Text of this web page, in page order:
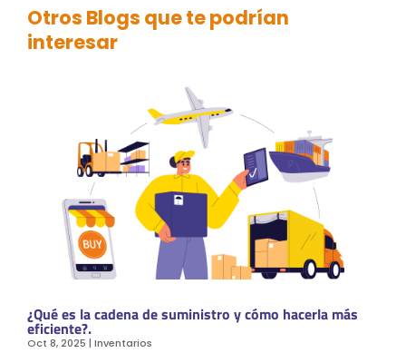
Otros Blogs que te podrían
interesar
¿Qué es la cadena de suministro y cómo hacerla más
eficiente?.
Oct 8, 2025 |Inventarios